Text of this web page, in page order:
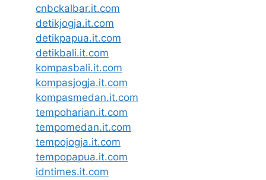
cnbckalbar.it.com
detikjogja.it.com
detikpapua.it.com
detikbali.it.com
kompasbali.it.com
kompasjogja.it.com
kompasmedan.it.com
tempoharian.it.com
tempomedan.it.com
tempojogja.it.com
tempopapua.it.com
idntimes.it.com